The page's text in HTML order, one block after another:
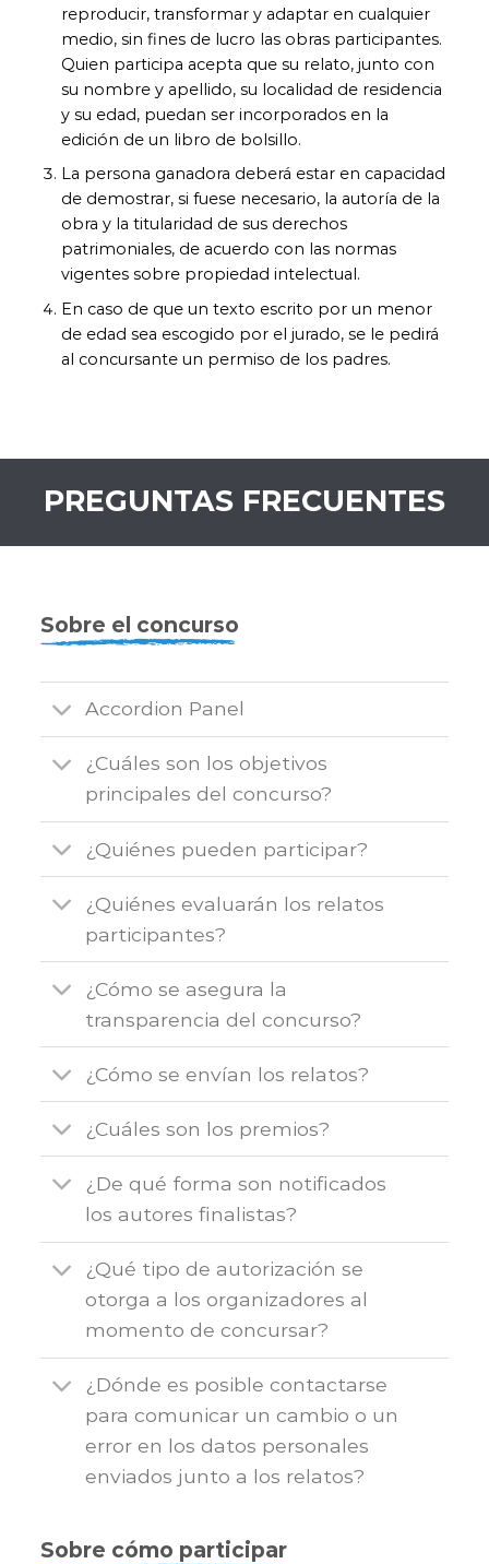
reproducir, transformar y adaptar en cualquier
medio, sin fines de lucro las obras participantes.
Quien participa acepta que su relato, junto con
su nombre y apellido, su localidad de residencia
y su edad, puedan ser incorporados en la
edición de un libro de bolsillo.
La persona ganadora deberá estar en capacidad
de demostrar, si fuese necesario, la autoría de la
obra y la titularidad de sus derechos
patrimoniales, de acuerdo con las normas
vigentes sobre propiedad intelectual.
En caso de que un texto escrito por un menor
de edad sea escogido por el jurado, se le pedirá
al concursante un permiso de los padres.
PREGUNTAS FRECUENTES
Sobre el concurso
Accordion Panel
¿Cuáles son los objetivos
principales del concurso?
¿Quiénes pueden participar?
¿Quiénes evaluarán los relatos
participantes?
¿Cómo se asegura la
transparencia del concurso?
¿Cómo se envían los relatos?
¿Cuáles son los premios?
¿De qué forma son notificados
los autores finalistas?
¿Qué tipo de autorización se
otorga a los organizadores al
momento de concursar?
¿Dónde es posible contactarse
para comunicar un cambio o un
error en los datos personales
enviados junto a los relatos?
Sobre cómo participar